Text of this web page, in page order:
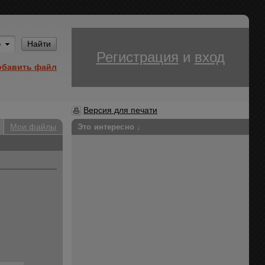
Найти
файл
Регистрация и вход
Версия для печати
Мои файлы
Это интересно ↓